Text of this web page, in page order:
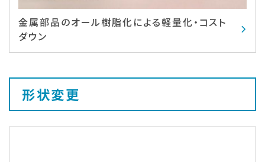
金属部品のオール樹脂化による軽量化・コスト
ダウン
形状変更